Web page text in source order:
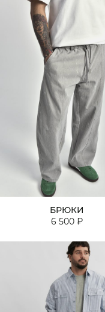
БРЮКИ
6 500 ₽